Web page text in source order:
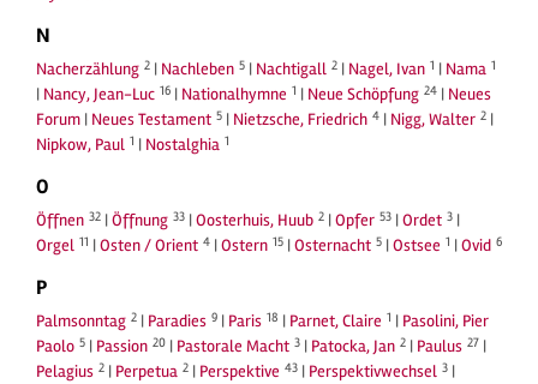
N
Nacherzählung 2 | Nachleben 5 | Nachtigall 2 | Nagel, Ivan 1 | Nama 1
| Nancy, Jean-Luc 16 | Nationalhymne 1 | Neue Schöpfung 24 | Neues
Forum | Neues Testament 5 | Nietzsche, Friedrich 4 | Nigg, Walter 2 |
Nipkow, Paul 1 | Nostalghia 1
O
Öffnen 32 |Öffnung 33 |Oosterhuis, Huub 2 |Opfer 53 |Ordet 3 |
Orgel 11 |Osten / Orient 4 |Ostern 15 |Osternacht 5 |Ostsee 1 |Ovid 6
P
Palmsonntag 2 | Paradies 9 | Paris 18 | Parnet, Claire 1 | Pasolini, Pier
Paolo 5 | Passion 20 | Pastorale Macht 3 | Patocka, Jan 2 | Paulus 27 |
Pelagius 2 | Perpetua 2 | Perspektive 43 | Perspektivwechsel 3 |